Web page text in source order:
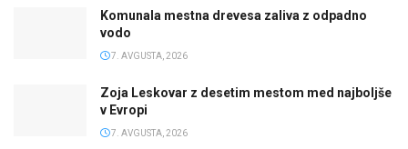
Komunala mestna drevesa zaliva z odpadno
vodo
7. AVGUSTA, 2026
Zoja Leskovar z desetim mestom med najboljše
v Evropi
7. AVGUSTA, 2026